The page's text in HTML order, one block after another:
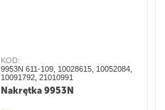
KOD:
9953N 611-109, 10028615, 10052084,
10091792, 21010991
Nakrętka 9953N